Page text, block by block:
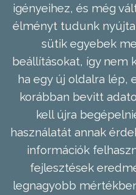
igényeihez, és még
élményt tudunk
sütik egyebek
beállításokat, így nem
ha egy új oldalra lép,
korábban bevitt
kell újra
használatát annak
információk
fejlesztések
legnagyobb